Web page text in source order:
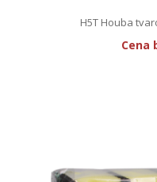
H5T Houba
Cena